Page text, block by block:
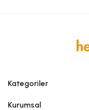
Kategoriler
Kurumsal